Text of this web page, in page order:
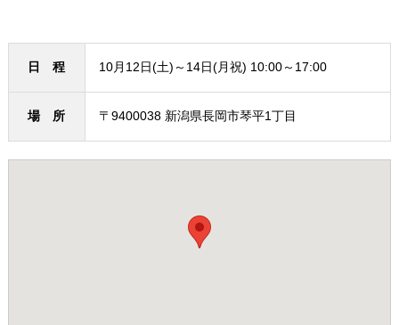
日 程 10月12日(土)～14日(月祝) 10:00～17:00
場 所 〒9400038 新潟県長岡市琴平1丁目